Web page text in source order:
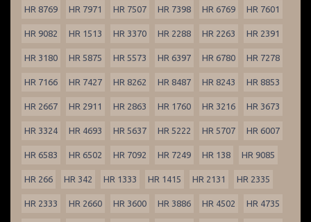
HR 8769 HR 7971 HR 7507 HR 7398 HR 6769 HR 7601
HR 9082 HR 1513 HR 3370 HR 2288 HR 2263 HR 2391
HR 3180 HR 5875 HR 5573 HR 6397 HR 6780 HR 7278
HR 7166 HR 7427 HR 8262 HR 8487 HR 8243 HR 8853
HR 2667 HR 2911 HR 2863 HR 1760 HR 3216 HR 3673
HR 3324 HR 4693 HR 5637 HR 5222 HR 5707 HR 6007
HR 6583 HR 6502 HR 7092 HR 7249 HR 138 HR 9085
HR 266 HR 342 HR 1333 HR 1415 HR 2131 HR 2335
HR 2333 HR 2660 HR 3600 HR 3886 HR 4502 HR 4735